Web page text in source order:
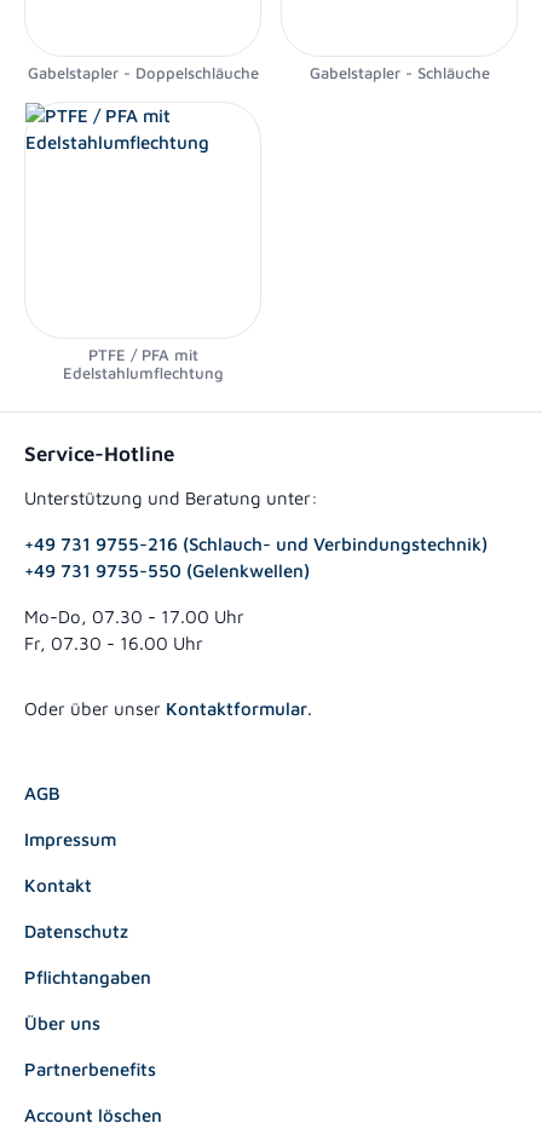
Gabelstapler - Doppelschläuche Gabelstapler - Schläuche
PTFE / PFA mit
Edelstahlumflechtung
Service-Hotline
Unterstützung und Beratung unter:
+49 731 9755-216 (Schlauch- und Verbindungstechnik)
+49 731 9755-550 (Gelenkwellen)
Mo-Do, 07.30 - 17.00 Uhr
Fr, 07.30 - 16.00 Uhr
Oder über unser Kontaktformular.
AGB
Impressum
Kontakt
Datenschutz
Pflichtangaben
Über uns
Partnerbenefits
Account löschen